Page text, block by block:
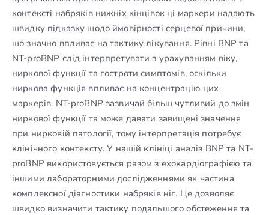
контексті набряків нижніх кінцівок ці маркери надають
швидку підказку щодо ймовірності серцевої причини,
що значно впливає на тактику лікування. Рівні BNP та
NT-proBNP слід інтерпретувати з урахуванням віку,
ниркової функції та гостроти симптомів, оскільки
ниркова функція впливає на концентрацію цих
маркерів. NT-proBNP зазвичай більш чутливий до змін
ниркової функції та може давати завищені значення
при нирковій патології, тому інтерпретація потребує
клінічного контексту. У нашій клініці аналіз BNP та NT-
proBNP використовується разом з ехокардіографією та
іншими лабораторними дослідженнями як частина
комплексної діагностики набряків ніг. Це дозволяє
швидко визначити тактику подальшого обстеження та